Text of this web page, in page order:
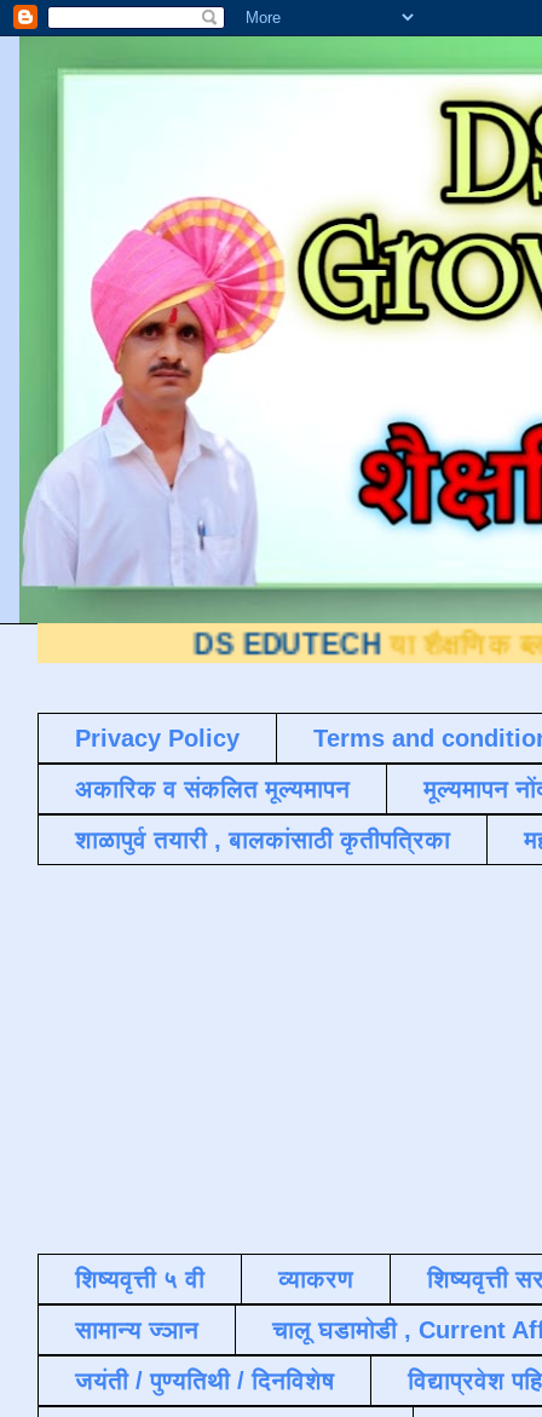
DS EDUTECH या शैक्षणिक ब्लॉगवर आपले
Privacy Policy
Terms and
अकारिक व संकलित मूल्यमापन
मूल्यमापन
शाळापुर्व तयारी , बालकांसाठी कृतीपत्रिका
शिष्यवृत्ती ५ वी व्याकरण
शिष्यवृत्ती
सामान्य ज्ञान
चालू घडामोडी , Current
जयंती / पुण्यतिथी / दिनविशेष
विद्याप्रवेश